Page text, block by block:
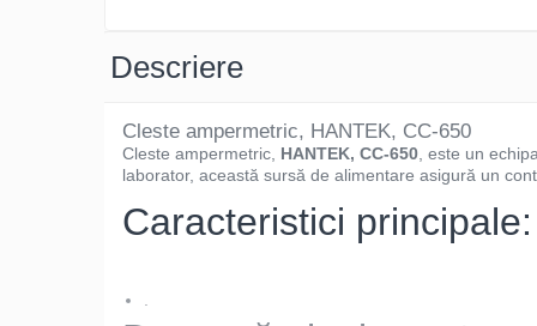
Osciloscoape ROHDE & SCHWARZ
Osciloscoape UNI-T
Descriere
Cleste ampermetric, HANTEK, CC-650
Cleste ampermetric, HANTEK, CC-650 , este un
laborator, această sursă de alimentare asigură un
Caracteristici principale: